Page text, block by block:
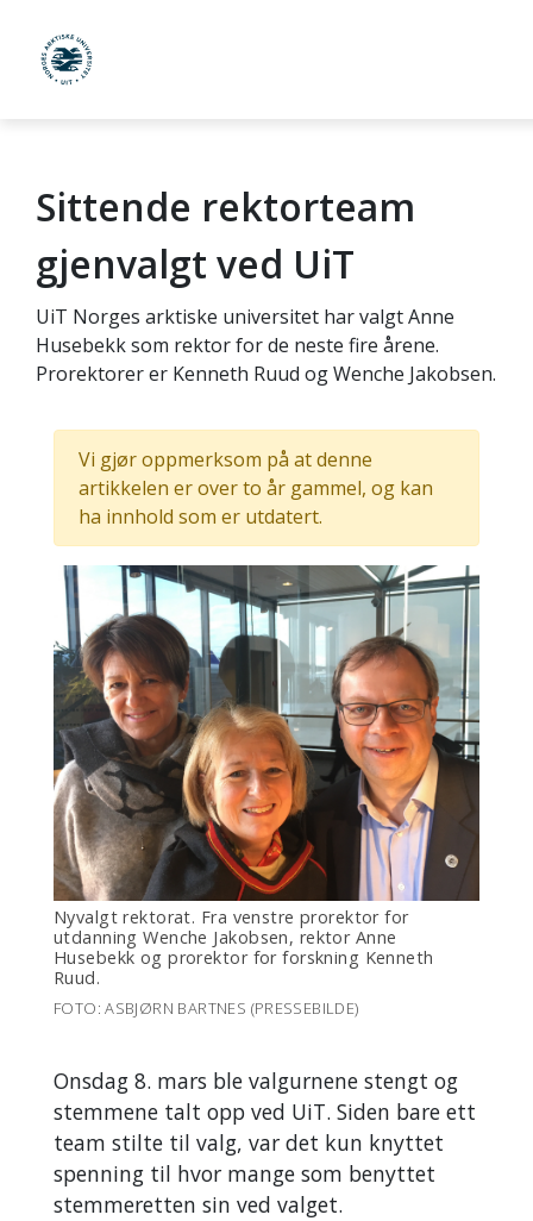
Gå til hovedinnhold
UiT Norges arktiske universitet
Sittende rektorteam
gjenvalgt ved UiT
UiT Norges arktiske universitet har valgt Anne
Husebekk som rektor for de neste fire årene.
Prorektorer er Kenneth Ruud og Wenche Jakobsen.
Vi gjør oppmerksom på at denne
artikkelen er over to år gammel, og kan
ha innhold som er utdatert.
Nyvalgt rektorat. Fra venstre prorektor for
utdanning Wenche Jakobsen, rektor Anne
Husebekk og prorektor for forskning Kenneth
Ruud.
FOTO: ASBJØRN BARTNES (PRESSEBILDE)
Onsdag 8. mars ble valgurnene stengt og
stemmene talt opp ved UiT. Siden bare ett
team stilte til valg, var det kun knyttet
spenning til hvor mange som benyttet
stemmeretten sin ved valget.